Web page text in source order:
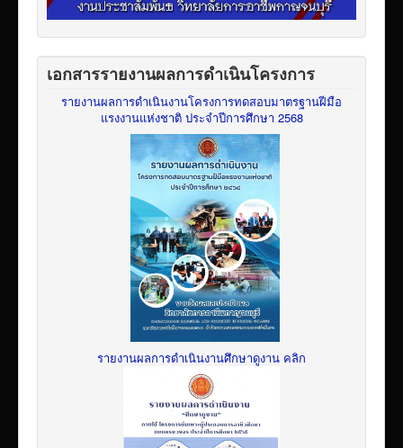
เอกสารรายงานผลการดำเนินโครงการ
รายงานผลการดำเนินงานโครงการทดสอบมาตรฐานฝีมือ
แรงงานแห่งชาติ ประจำปีการศึกษา 2568
รายงานผลการดำเนินงานศึกษาดูงาน คลิก